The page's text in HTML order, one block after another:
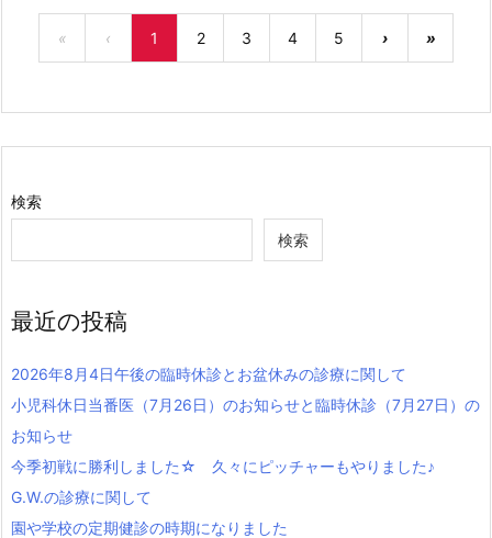
« ‹ 1 2 3 4 5 › »
検索
検索
最近の投稿
2026年8月4日午後の臨時休診とお盆休みの診療に関して
小児科休日当番医（7月26日）のお知らせと臨時休診（7月27日）の
お知らせ
今季初戦に勝利しました☆ 久々にピッチャーもやりました♪
G.W.の診療に関して
園や学校の定期健診の時期になりました